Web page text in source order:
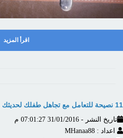
اقرأ المزيد
11 نصيحة للتعامل مع تجاهل طفلك لحديثك
تاريخ النشر - 31/01/2016 07:01:27 م
اعداد : MHanaa88